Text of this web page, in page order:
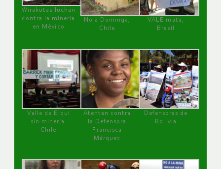
Wirakutas luchan
contra la minería
en México
No a Dominga,
Chile
VALE mata,
Brasil
Valle de Elqui
sin minería.
Chile
Atentan contra
la Defensora
Francisca
Márquez
Defensoras de
Bolivia